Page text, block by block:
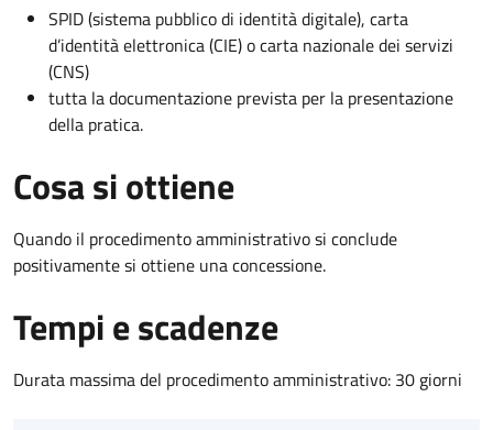
SPID (sistema pubblico di identità digitale), carta
d’identità elettronica (CIE) o carta nazionale dei servizi
(CNS)
tutta la documentazione prevista per la presentazione
della pratica.
Cosa si ottiene
Quando il procedimento amministrativo si conclude
positivamente si ottiene una concessione.
Tempi e scadenze
Durata massima del procedimento amministrativo: 30 giorni